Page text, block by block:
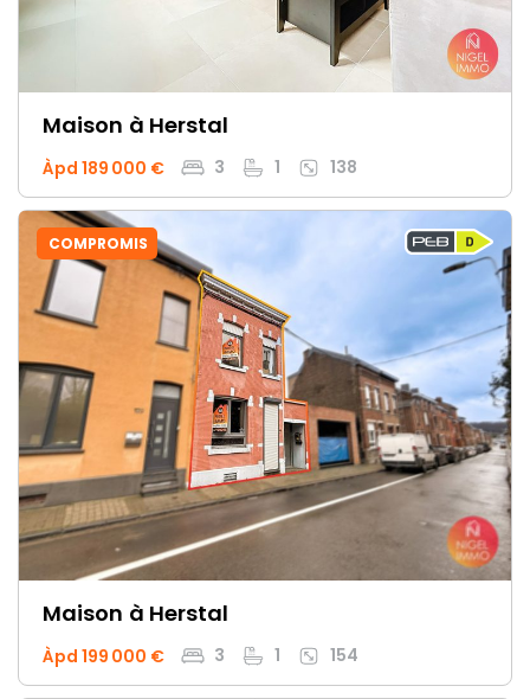
Maison à Herstal
Àpd 189 000 € 3 1 138
COMPROMIS
Maison à Herstal
Àpd 199 000 € 3 1 154